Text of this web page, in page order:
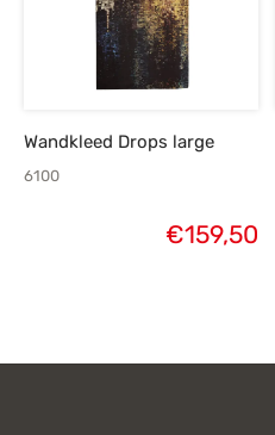
Wandkleed Drops large
6100
€159,50